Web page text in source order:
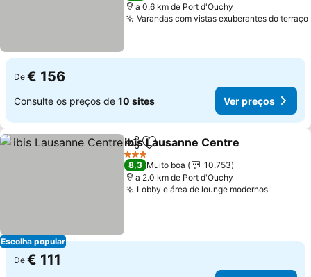
a 0.6 km de Port d'Ouchy
Varandas com vistas exuberantes do terraço
De € 156
Consulte os preços de 10 sites Ver preços
Escolha popular
PartilharAdicionar aos favoritos
ibis Lausanne Centre
3 Estrelas
8,3 Muito boa
10.753
a 2.0 km de Port d'Ouchy
Lobby e área de lounge modernosVer
De € 111